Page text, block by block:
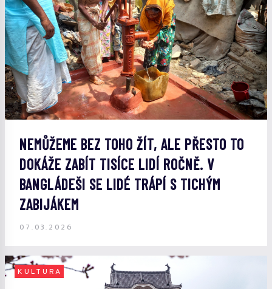
NEMŮŽEME BEZ TOHO ŽÍT, ALE PŘESTO TO
DOKÁŽE ZABÍT TISÍCE LIDÍ ROČNĚ. V
BANGLÁDEŠI SE LIDÉ TRÁPÍ S TICHÝM
ZABIJÁKEM
07.03.2026
KULTURA